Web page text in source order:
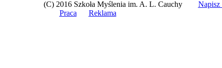
(C) 2016 Szkoła Myślenia im. A. L. Cauchy
Praca
Reklama